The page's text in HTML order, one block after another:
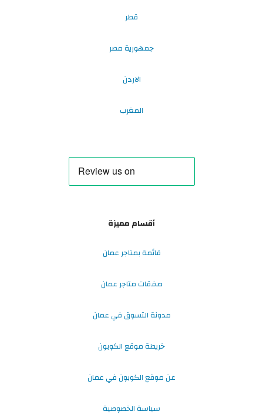
قطر
جمهورية مصر
الاردن
المغرب
أقسام مميزة
قائمة بمتاجر عمان
صفقات متاجر عمان
مدونة التسوق في عمان
خريطة موقع الكوبون
عن موقع الكوبون في عمان
سياسة الخصوصية